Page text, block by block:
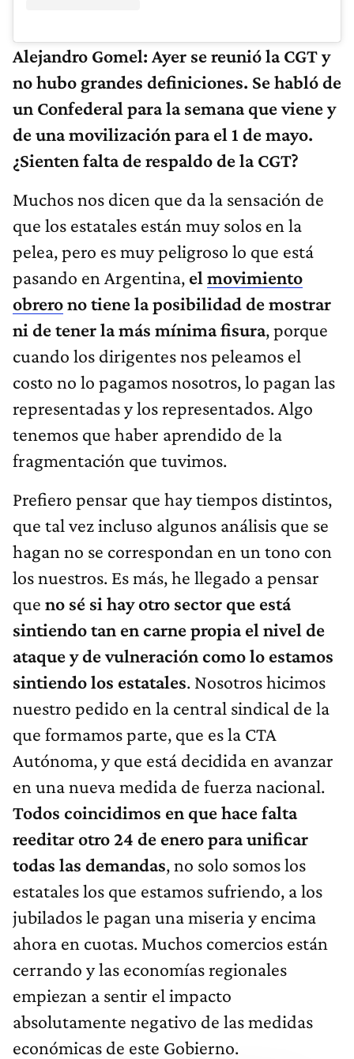
Alejandro Gomel: Ayer sereunió la CGT y
no hubo grandes definiciones. Se habló de
un Confederal para la semana que viene y
de una movilización para el 1 de mayo.
¿Sienten falta de respaldo de la CGT?
Muchos nos dicen que da la sensación de
que los estatales están muy solos en la
pelea, pero es muy peligroso lo que está
pasando en Argentina, el movimiento
obrerono tiene la posibilidad de mostrar
ni de tener la más mínima fisura, porque
cuando los dirigentes nos peleamos el
costo no lo pagamos nosotros, lo pagan las
representadas y los representados. Algo
tenemos que haber aprendido de la
fragmentación que tuvimos.
Prefiero pensar que hay tiempos distintos,
que tal vez incluso algunos análisis que se
hagan no se correspondan en un tono con
los nuestros. Es más, he llegado a pensar
que no sé si hay otro sector que está
sintiendo tan en carne propia el nivel de
ataque y de vulneración como lo estamos
sintiendo los estatales. Nosotros hicimos
nuestro pedido en la central sindical de la
que formamos parte, que es la CTA
Autónoma, y que está decidida en avanzar
en una nueva medida de fuerza nacional.
Todos coincidimos en que hace falta
reeditar otro 24 de enero para unificar
todas las demandas, no solo somos los
estatales los que estamos sufriendo, a los
jubilados le pagan una miseria y encima
ahora en cuotas. Muchos comercios están
cerrando y las economías regionales
empiezan a sentir el impacto
absolutamente negativo de las medidas
económicas de este Gobierno.